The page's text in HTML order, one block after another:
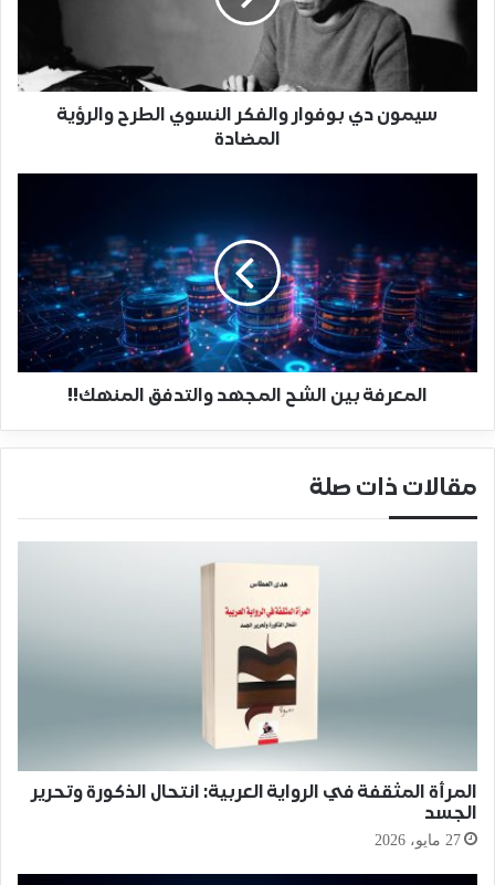
سيمون دي بوفوار والفكر النسوي الطرح والرؤية
المضادة
المعرفة بين الشح المجهد والتدفق المنهك!!
مقالات ذات صلة
المرأة المثقفة في الرواية العربية: انتحال الذكورة وتحرير
الجسد
27 مايو، 2026